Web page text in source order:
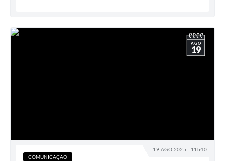
19 AGO 2025 - 11h40
AGO
19
COMUNICAÇÃO